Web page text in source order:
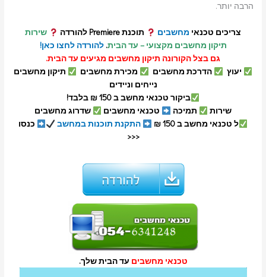
הרבה יותר.
צריכים טכנאי מחשבים תוכנת Premiere להורדה
שירות
תיקון מחשבים מקצועי – עד הבית.להורדה לחצו כאן!
גם בצל הקורונה תיקון מחשבים מגיעים עד הבית.
יעוץ
הדרכת מחשבים מכירת מחשבים
תיקון מחשבים
נייחים וניידים
ביקור טכנאי מחשב ב 150 ₪ בלבד!
שירות
תמיכה טכנאי מחשבים
שדרוג מחשבים
ל טכנאי מחשב ב 150 ₪
התקנת תוכנות במחשב
כנסו
<<<
טכנאי מחשבים עד הבית שלך.